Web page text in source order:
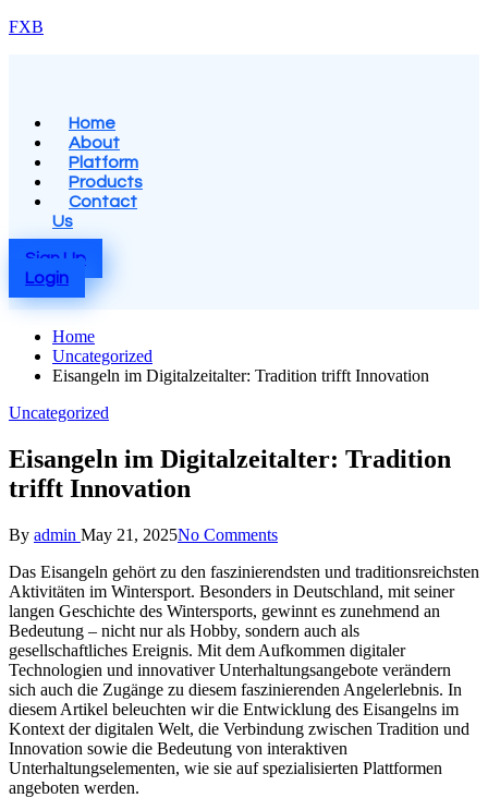
Skip
FXB
Menu
Home
About
Platform
Products
Contact
Us
Sign Up
Login
Home
Uncategorized
Eisangeln im Digitalzeitalter: Tradition trifft Innovation
Posted
Uncategorized
Eisangeln im Digitalzeitalter: Tradition
trifft Innovation
Posted
By admin May 21, 2025No Comments
Das Eisangeln gehört zu den faszinierendsten und traditionsreichsten
Aktivitäten im Wintersport. Besonders in Deutschland, mit seiner
langen Geschichte des Wintersports, gewinnt es zunehmend an
Bedeutung – nicht nur als Hobby, sondern auch als
gesellschaftliches Ereignis. Mit dem Aufkommen digitaler
Technologien und innovativer Unterhaltungsangebote verändern
sich auch die Zugänge zu diesem faszinierenden Angelerlebnis. In
diesem Artikel beleuchten wir die Entwicklung des Eisangelns im
Kontext der digitalen Welt, die Verbindung zwischen Tradition und
Innovation sowie die Bedeutung von interaktiven
Unterhaltungselementen, wie sie auf spezialisierten Plattformen
angeboten werden.